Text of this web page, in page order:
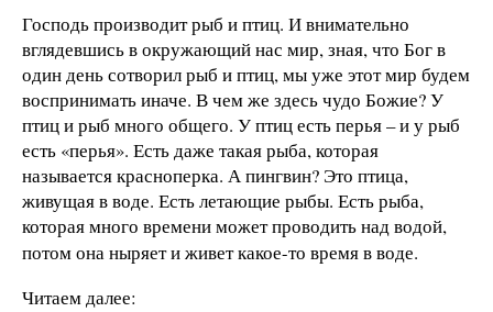
Господь производит рыб и птиц. И внимательно
вглядевшись в окружающий нас мир, зная, что Бог в
один день сотворил рыб и птиц, мы уже этот мир будем
воспринимать иначе. В чем же здесь чудо Божие? У
птиц и рыб много общего. У птиц есть перья – и у рыб
есть «перья». Есть даже такая рыба, которая
называется красноперка. А пингвин? Это птица,
живущая в воде. Есть летающие рыбы. Есть рыба,
которая много времени может проводить над водой,
потом она ныряет и живет какое-то время в воде.
Читаем далее: